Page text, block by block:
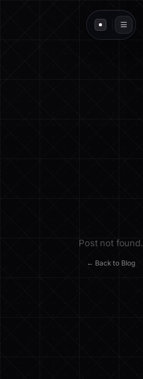
Post not found.
← Back to Blog